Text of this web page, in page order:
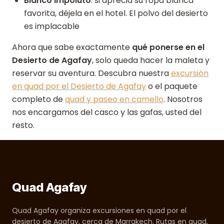
favorita, déjela en el hotel. El polvo del desierto
es implacable
Ahora que sabe exactamente qué ponerse en el
Desierto de Agafay, solo queda hacer la maleta y
reservar su aventura. Descubra nuestraexcursión
en quad por el Desierto de Agafayo el paquete
completo dequad y paseo en camello. Nosotros
nos encargamos del casco y las gafas, usted del
resto.
Quad Agafay
Quad Agafay organiza excursiones en quad por el
desierto de Agafay, cerca de Marrakech. Rutas en quad,